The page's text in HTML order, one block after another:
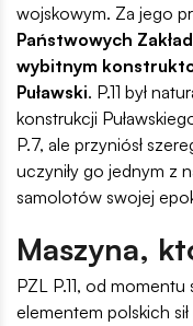
wojskowym. Za jego
Państwowych
wybitnym
Puławski. P.11 był
konstrukcji
P.7, ale przyniósł
uczyniły go jednym z
samolotów swojej
Maszyna,
PZL P.11, od
elementem polskich